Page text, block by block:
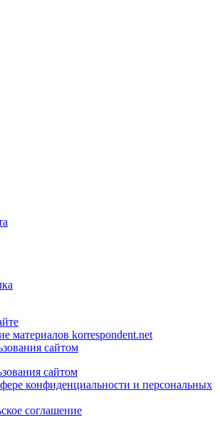
материалов korrespondent.net
сайтом
сайтом
конфиденциальности и персональных
соглашение